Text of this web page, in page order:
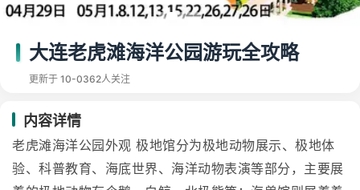
大连老虎滩海洋公园游玩全攻略
更新于 10-0362人关注
内容详情
老虎滩海洋公园外观 极地馆分为极地动物展示、极地体
验、科普教育、海底世界、海洋动物表演等部分，主要展